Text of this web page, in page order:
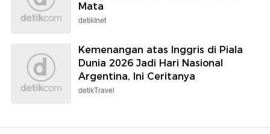
Mata
detikInet
Kemenangan atas Inggris di Piala
Dunia 2026 Jadi Hari Nasional
Argentina, Ini Ceritanya
detikTravel